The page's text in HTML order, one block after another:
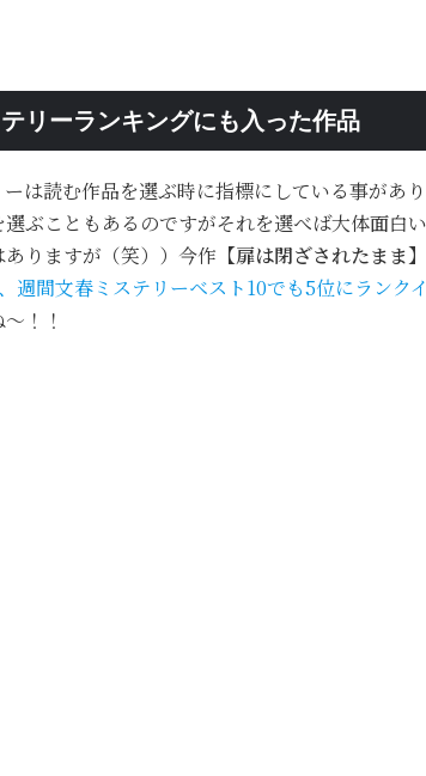
テリーランキングにも入った作品
は読む作品を選ぶ時に指標にしている事があり
選ぶこともあるのですがそれを選べば大体面白
ありますが（笑））今作 【扉は閉ざされたまま】
週間文春ミステリーベスト10でも5位にランク
！！